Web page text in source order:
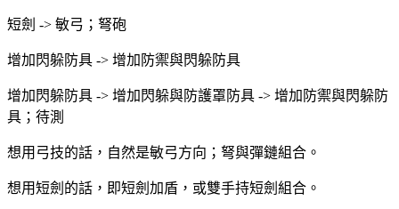
短劍 -> 敏弓；弩砲
增加閃躲防具 -> 增加防禦與閃躲防具
增加閃躲防具 -> 增加閃躲與防護罩防具 -> 增加防禦與閃躲防
具；待測
想用弓技的話，自然是敏弓方向；弩與彈鏈組合。
想用短劍的話，即短劍加盾，或雙手持短劍組合。